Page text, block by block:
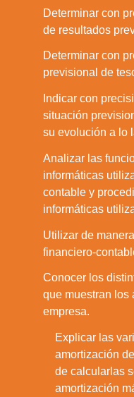
Determinar con
de resultados
Determinar con
previsional de
Indicar con
situación
su evolución a lo
Analizar las
informáticas
contable y
informáticas
Utilizar de
financiero-
Conocer los
que muestran los
empresa.
Explicar las
amortización
de calcularlas
amortización